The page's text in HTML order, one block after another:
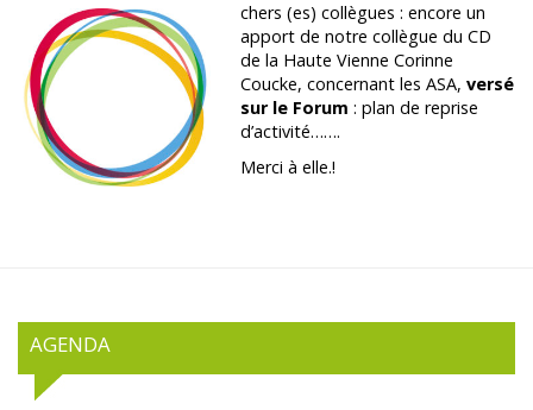
chers (es) collègues : encore un
apport de notre collègue du CD
de la Haute Vienne Corinne
Coucke, concernant les ASA,versé
sur le Forum : plan de reprise
d’activité…….
Merci à elle.!
AGENDA